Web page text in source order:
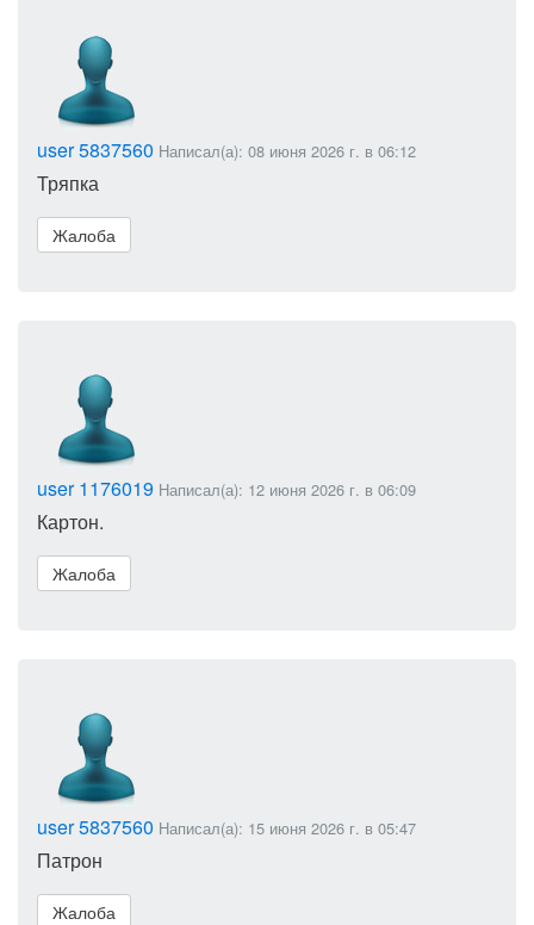
user 5837560 Написал(а): 08 июня 2026 г. в 06:12
Тряпка
Жалоба
user 1176019 Написал(а): 12 июня 2026 г. в 06:09
Картон.
Жалоба
user 5837560 Написал(а): 15 июня 2026 г. в 05:47
Патрон
Жалоба